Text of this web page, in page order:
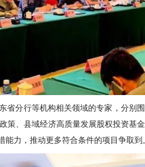
分行等机构相关领域的专家，分别
策、县域经济高质量发展股权投资基
力，推动更多符合条件的项目争取到